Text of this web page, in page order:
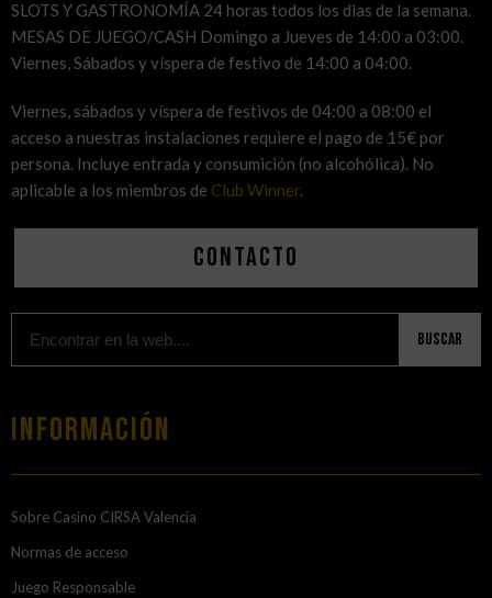
SLOTS Y GASTRONOMÍA 24 horas todos los dias de la semana.
MESAS DE JUEGO/CASH Domingo a Jueves de 14:00 a 03:00.
Viernes, Sábados y víspera de festivo de 14:00 a 04:00.
Viernes, sábados y víspera de festivos de 04:00 a 08:00 el
acceso a nuestras instalaciones requiere el pago de 15€ por
persona. Incluye entrada y consumición (no alcohólica). No
aplicable a los miembros de Club Winner.
Contacto
Buscar
Información
Sobre Casino CIRSA Valencia
Normas de acceso
Juego Responsable